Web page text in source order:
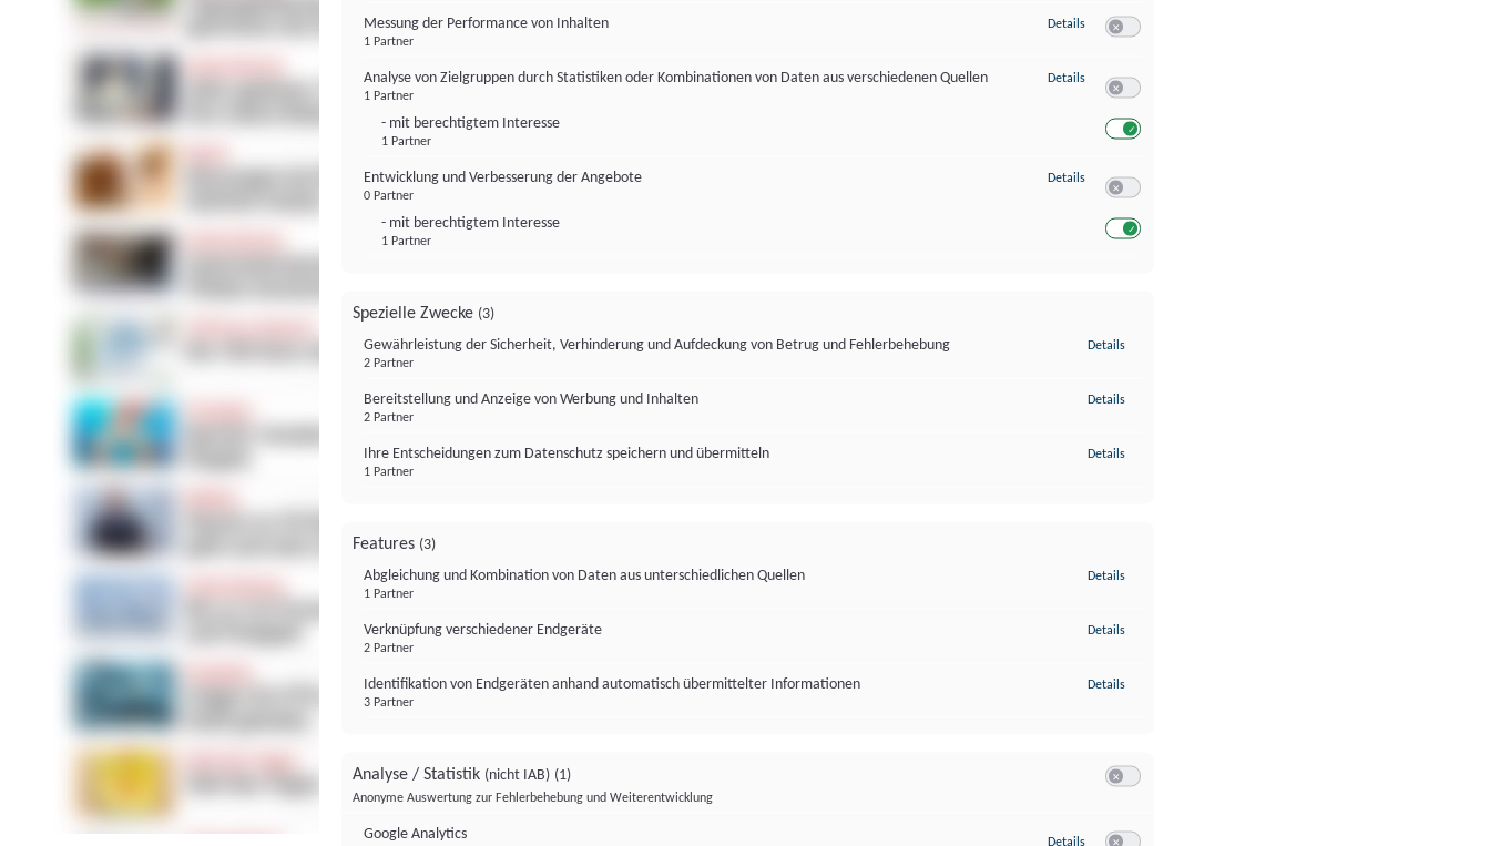
Messung der Performance von Inhalten
1 Partner
Details zu Messung der Performance von Inhalten
Analyse von Zielgruppen durch Statistiken oder Kombinationen von Daten aus verschiedenen Quellen
1 Partner
- mit berechtigtem Interesse
1 Partner
Details zu Analyse von Zielgruppen durch Statistiken oder Kombinationen von
Entwicklung und Verbesserung der Angebote
0 Partner
- mit berechtigtem Interesse
1 Partner
Details zu Entwicklung und Verbesserung der Angebote
Spezielle Zwecke (3)
Gewährleistung der Sicherheit, Verhinderung und Aufdeckung von Betrug und Fehlerbehebung
2 Partner
Details
Bereitstellung und Anzeige von Werbung und Inhalten
2 Partner
Details
Ihre Entscheidungen zum Datenschutz speichern und übermitteln
1 Partner
Details
Features (3)
Abgleichung und Kombination von Daten aus unterschiedlichen Quellen
1 Partner
Details
Verknüpfung verschiedener Endgeräte
2 Partner
Details
Identifikation von Endgeräten anhand automatisch übermittelter Informationen
3 Partner
Details
Analyse / Statistik (nicht IAB) (1)
Anonyme Auswertung zur Fehlerbehebung und Weiterentwicklung
Google Analytics
Details zu Google Analytics